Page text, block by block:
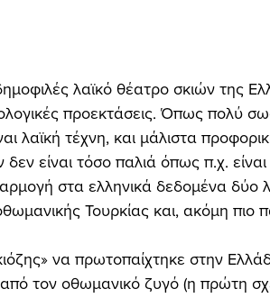
προεκτάσεις. Όπως πολύ
λαϊκή τέχνη, και μάλιστα
είναι τόσο παλιά όπως π.χ.
στα ελληνικά δεδομένα
Τουρκίας και, ακόμη πιο
τον οθωμανικό ζυγό (η πρώτη